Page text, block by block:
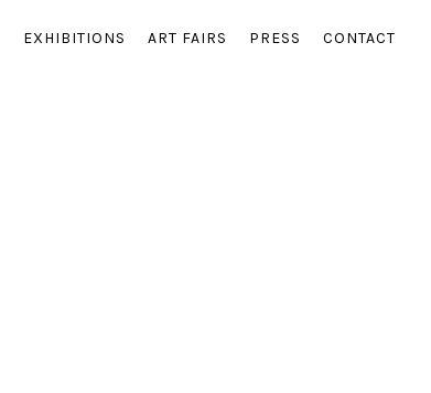
EXHIBITIONS ART FAIRS PRESS CONTACT